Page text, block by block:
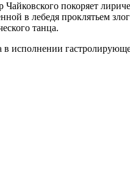
покоряет
в лебедя проклятьем
танца.
в исполнении